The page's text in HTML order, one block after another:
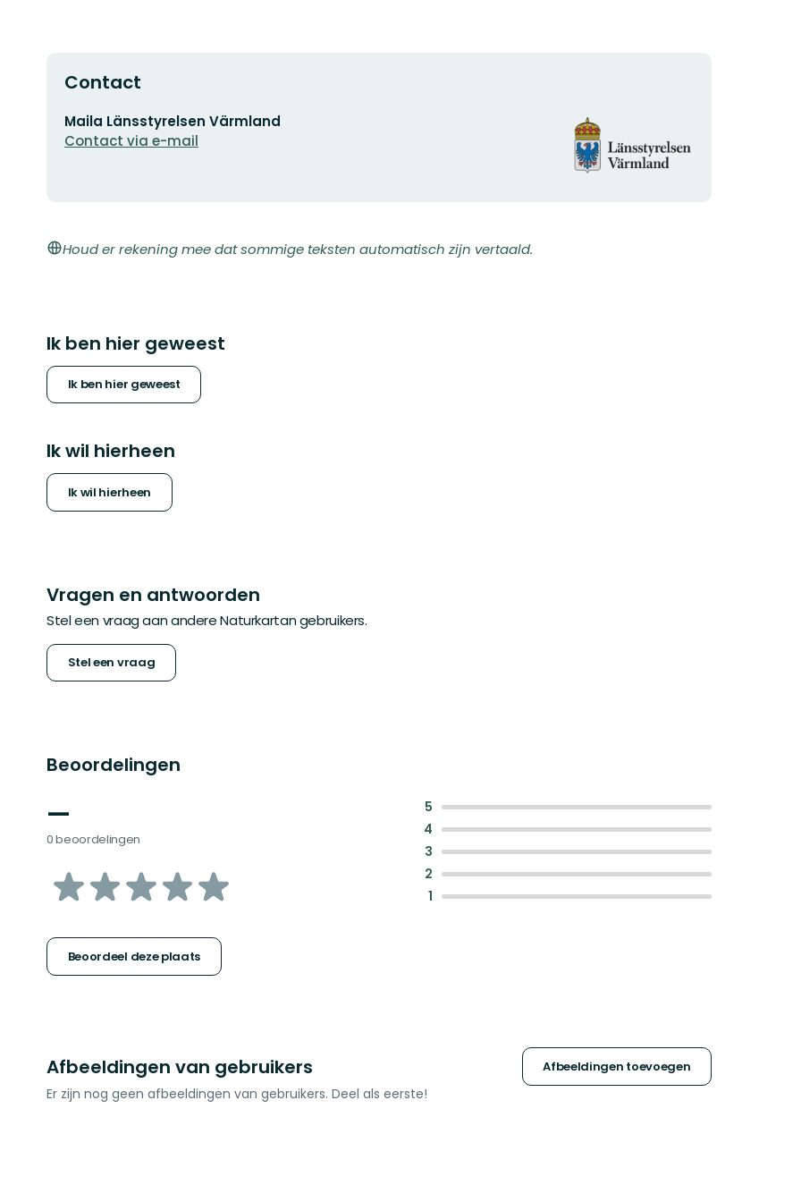
Contact
E-
mailadres
Maila Länsstyrelsen Värmland
Contact via e-mail
Organisatie-
logotype
Houd er rekening mee dat sommige teksten automatisch zijn vertaald.
Ik ben hier geweest
Ik ben hier geweest
Ik wil hierheen
Ik wil hierheen
Vragen en antwoorden
Stel een vraag aan andere Naturkartan gebruikers.
Stel een vraag
Beoordelingen
—
0 beoordelingen
van
sterren
Beoordeel deze plaats
5
4
3
2
1
Afbeeldingen van gebruikers Afbeeldingen toevoegen
Er zijn nog geen afbeeldingen van gebruikers. Deel als eerste!